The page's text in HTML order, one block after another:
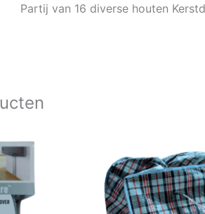
Partij van 16 diverse houten